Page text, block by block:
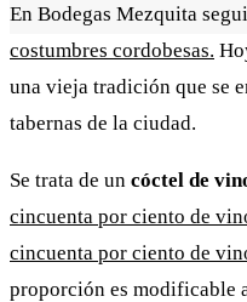
En Bodegas Mezquita
costumbres cordobesas.
una vieja tradición que se
tabernas de la ciudad.
Se trata de un cóctel de
cincuenta por ciento de
cincuenta por ciento de
proporción es modificable